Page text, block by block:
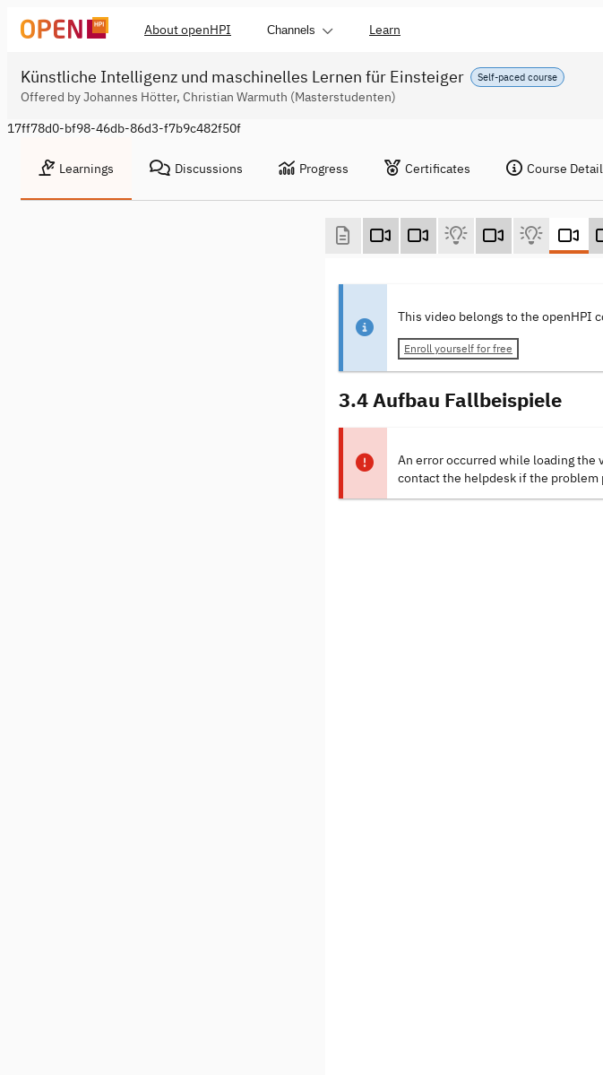
About openHPI Channels Learn
Self-paced course
Künstliche Intelligenz und maschinelles Lernen für Einsteiger
Offered by Johannes Hötter, Christian Warmuth (Masterstudenten)
17ff78d0-bf98-46db-86d3-f7b9c482f50f
Learnings Discussions Progress Certificates Course
This video belongs to the openHPI
Enroll yourself for free
3.4 Aufbau Fallbeispiele
An error occurred while loading the
contact the helpdesk if the problem